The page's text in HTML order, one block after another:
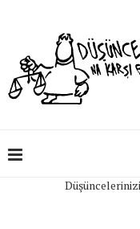
Düşüncelerinizin